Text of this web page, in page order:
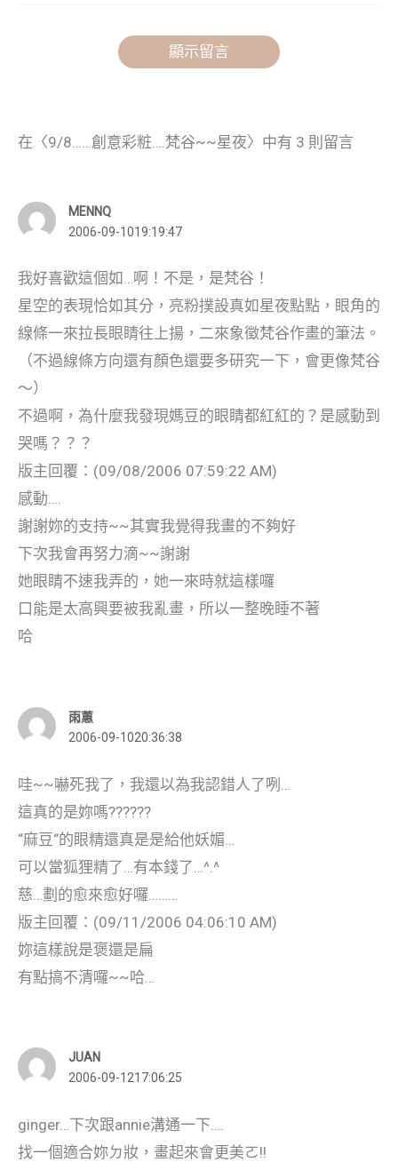
顯示留言
在〈9/8……創意彩粧….梵谷~~星夜〉中有 3 則留言
MENNQ
2006-09-1019:19:47
我好喜歡這個如…啊！不是，是梵谷！
星空的表現恰如其分，亮粉撲設真如星夜點點，眼角的
線條一來拉長眼睛往上揚，二來象徵梵谷作畫的筆法。
（不過線條方向還有顏色還要多研究一下，會更像梵谷
～）
不過啊，為什麼我發現媽豆的眼睛都紅紅的？是感動到
哭嗎？？？
版主回覆：(09/08/2006 07:59:22 AM)
感動….
謝謝妳的支持~~其實我覺得我畫的不夠好
下次我會再努力滴~~謝謝
她眼睛不速我弄的，她一來時就這樣囉
口能是太高興要被我亂畫，所以一整晚睡不著
哈
雨蕙
2006-09-1020:36:38
哇~~嚇死我了，我還以為我認錯人了咧…
這真的是妳嗎??????
“麻豆“的眼精還真是是給他妖媚…
可以當狐狸精了…有本錢了…^.^
慈…劃的愈來愈好囉………
版主回覆：(09/11/2006 04:06:10 AM)
妳這樣說是褒還是扁
有點搞不清囉~~哈…
JUAN
2006-09-1217:06:25
ginger…下次跟annie溝通一下….
找一個適合妳ㄉ妝，畫起來會更美ㄛ!!